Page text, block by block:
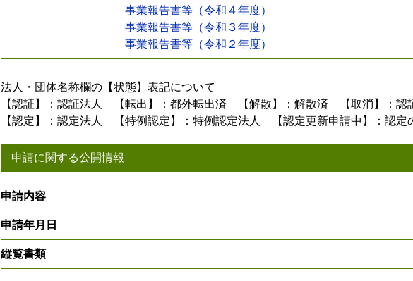
事業報告書等（令和４年度）
事業報告書等（令和３年度）
事業報告書等（令和２年度）
法人・団体名称欄の【状態】表記について
【認証】：認証法人 【転出】：都外転出済 【解散】：解散済 【取消】：認
【認定】：認定法人 【特例認定】：特例認定法人 【認定更新申請中】：認定
申請に関する公開情報
申請内容
申請年月日
縦覧書類